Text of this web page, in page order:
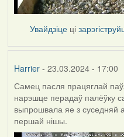
Увайдзіце ці
Harrier- 23.03.2024 - 17:00
Самец пасля працяглай
нарэшце перадаў палёўку
выпрошвала яе з суседняй
першай нішы.